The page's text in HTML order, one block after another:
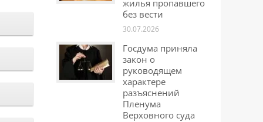
жилья пропавшего
без вести
30.07.2026
Госдума приняла
закон о
руководящем
характере
разъяснений
Пленума
Верховного суда